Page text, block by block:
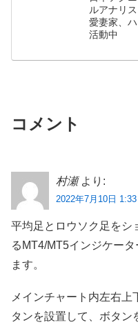
ルアナリ
愛妻家、
活動中
コメント
村瀬 より:
2022年7月10日 1:33
平均足とロウソク足をシ
るMT4/MT5インジケー
ます。
メインチャート内左右
タンを設置して、ボタン